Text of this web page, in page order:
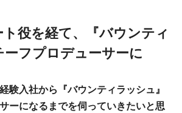
役を経て、『バウンティ
ーフプロデューサーに
入社から『バウンティラッシュ』
ーになるまでを伺っていきたいと思